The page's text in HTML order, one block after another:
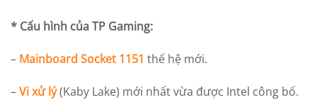
* Cấu hình của TP Gaming:
– Mainboard Socket 1151 thế hệ mới.
–Vi xử lý(Kaby Lake) mới nhất vừa được Intel công bố.